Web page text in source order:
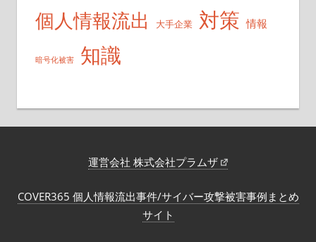
個人情報流出 大手企業 対策 情報
暗号化被害 知識
運営会社 株式会社プラムザ
COVER365 個人情報流出事件/サイバー攻撃被害事例まとめ
サイト